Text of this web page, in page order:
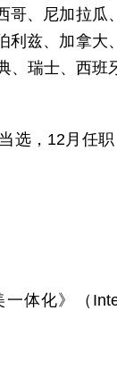
哥、尼加拉瓜
兹、加拿大
、瑞士、西班
选，12月任
体化》（